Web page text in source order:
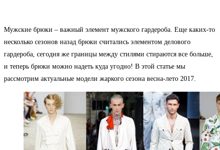
Мужские брюки – важный элемент мужского гардероба. Еще каких-то
несколько сезонов назад брюки считались элементом делового
гардероба, сегодня же границы между стилями стираются все больше,
и теперь брюки можно надеть куда угодно! В этой статье мы
рассмотрим актуальные модели жаркого сезона весна-лето 2017.